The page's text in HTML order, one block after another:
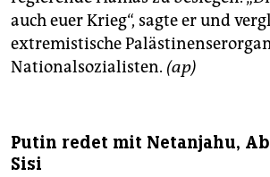
auch euer Krieg“, sagte er und
extremistische
Nationalsozialisten. (ap)
Putin redet mit Netanjahu,
Sisi